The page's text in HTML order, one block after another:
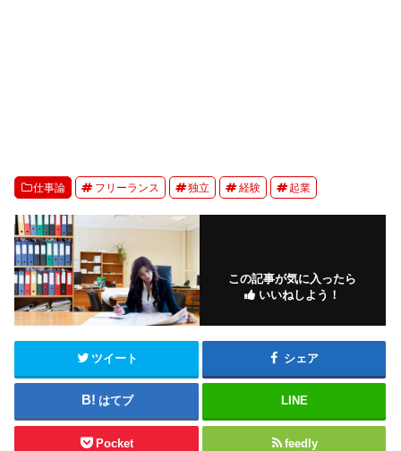
仕事論 フリーランス 独立 経験 起業
この記事が気に入ったら
いいねしよう！
ツイート シェア
はてブ LINE
Pocket feedly